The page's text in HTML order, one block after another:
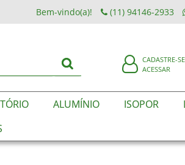
Bem-vindo(a)! (11) 94146-2933
CADASTRE-SE
ACESSAR
ALUMÍNIO ISOPOR